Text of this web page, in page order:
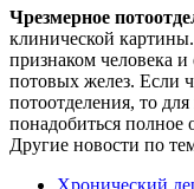
Чрезмерное
клинической
признаком человека
потовых желез. Если
потоотделения, то
понадобиться полное
Другие новости по
Хронический